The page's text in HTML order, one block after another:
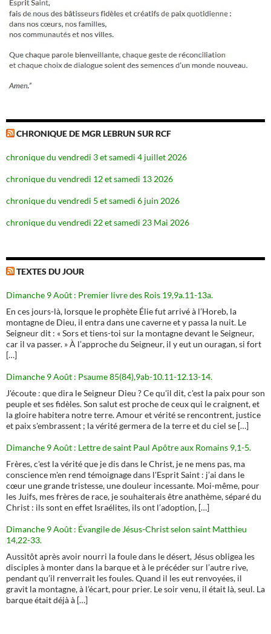
CHRONIQUE DE MGR LEBRUN SUR RCF
chronique du vendredi 3 et samedi 4 juillet 2026
chronique du vendredi 12 et samedi 13 2026
chronique du vendredi 5 et samedi 6 juin 2026
chronique du vendredi 22 et samedi 23 Mai 2026
TEXTES DU JOUR
Dimanche 9 Août : Premier livre des Rois 19,9a.11-13a.
En ces jours-là, lorsque le prophète Élie fut arrivé à l’Horeb, la
montagne de Dieu, il entra dans une caverne et y passa la nuit. Le
Seigneur dit : « Sors et tiens-toi sur la montagne devant le Seigneur,
car il va passer. » À l’approche du Seigneur, il y eut un ouragan, si fort
[…]
Dimanche 9 Août : Psaume 85(84),9ab-10.11-12.13-14.
J'écoute : que dira le Seigneur Dieu ? Ce qu'il dit, c'est la paix pour son
peuple et ses fidèles. Son salut est proche de ceux qui le craignent, et
la gloire habitera notre terre. Amour et vérité se rencontrent, justice
et paix s'embrassent ; la vérité germera de la terre et du ciel se […]
Dimanche 9 Août : Lettre de saint Paul Apôtre aux Romains 9,1-5.
Frères, c'est la vérité que je dis dans le Christ, je ne mens pas, ma
conscience m'en rend témoignage dans l'Esprit Saint : j’ai dans le
cœur une grande tristesse, une douleur incessante. Moi-même, pour
les Juifs, mes frères de race, je souhaiterais être anathème, séparé du
Christ : ils sont en effet Israélites, ils ont l’adoption, […]
Dimanche 9 Août : Évangile de Jésus-Christ selon saint Matthieu
14,22-33.
Aussitôt après avoir nourri la foule dans le désert, Jésus obligea les
disciples à monter dans la barque et à le précéder sur l’autre rive,
pendant qu’il renverrait les foules. Quand il les eut renvoyées, il
gravit la montagne, à l’écart, pour prier. Le soir venu, il était là, seul. La
barque était déjà à […]